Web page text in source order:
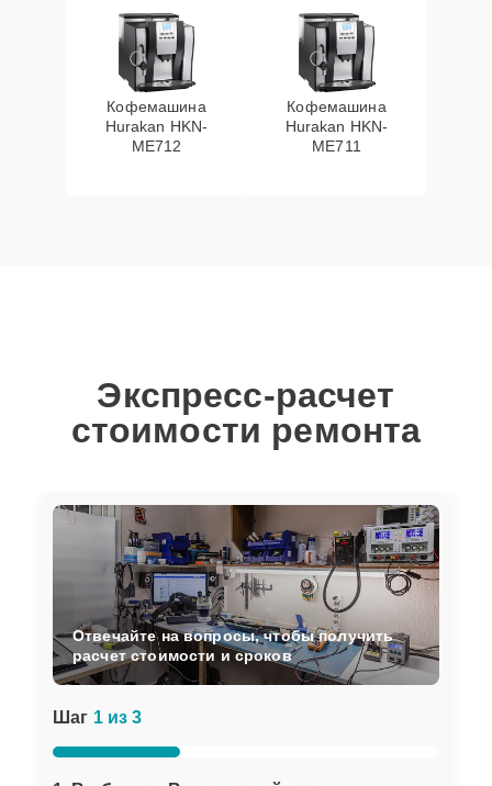
Кофемашина
Hurakan HKN-
ME712
Кофемашина
Hurakan HKN-
ME711
Экспресс-расчет
стоимости ремонта
Шаг 1 из 3
Отвечайте на вопросы, чтобы получить
расчет стоимости и сроков